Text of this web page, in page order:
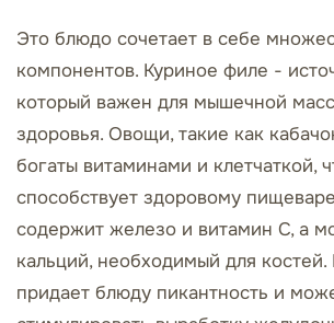
Это блюдо сочетает в себе
компонентов. Куриное филе -
который важен для мышечной
здоровья. Овощи, такие как
богаты витаминами и клетчаткой,
способствует здоровому
содержит железо и витамин C, а
кальций, необходимый для
придает блюду пикантность и